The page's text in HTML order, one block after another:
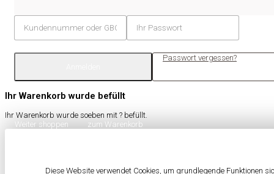
Passwort vergessen?
Ihr Warenkorb wurde befüllt
Ihr Warenkorb wurde soeben mit ? befüllt.
Weiter shoppen
zum Warenkorb
Diese Website verwendet Cookies, um grundlegende Funktionen